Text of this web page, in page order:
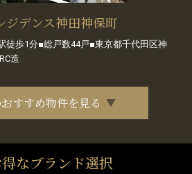
ジデンス神田神保町
徒歩1分■総戸数44戸■東京都千代田区神
造
すすめ物件を見る
なブランド選択